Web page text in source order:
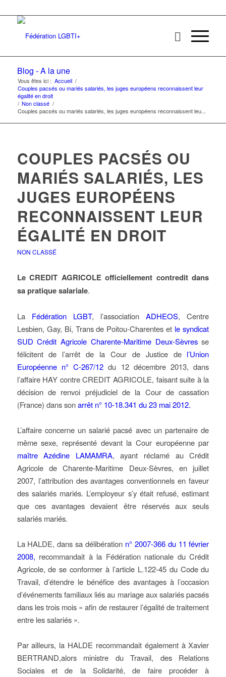
Blog - A la une
Vous êtes ici : Accueil /
Couples pacsés ou mariés salariés, les juges européens reconnaissent leur
égalité en droit
/ Non classé /
Couples pacsés ou mariés salariés, les juges européens reconnaissent leu...
COUPLES PACSÉS OU
MARIÉS SALARIÉS, LES
JUGES EUROPÉENS
RECONNAISSENT LEUR
ÉGALITÉ EN DROIT
NON CLASSÉ
Le CREDIT AGRICOLE officiellement contredit dans
sa pratique salariale.
La Fédération LGBT, l’association ADHEOS, Centre
Lesbien, Gay, Bi, Trans de Poitou-Charentes et le syndicat
SUD Crédit Agricole Charente-Maritime Deux-Sèvresse
félicitent de l’arrêt de la Cour de Justice del’Union
Européenne n° C-267/12 du 12 décembre 2013, dans
l’affaire HAY contre CREDIT AGRICOLE, faisant suite à la
décision de renvoi préjudiciel de la Cour de cassation
(France) dans sonarrêt n° 10-18.341 du 23 mai 2012.
L’affaire concerne un salarié pacsé avec un partenaire de
même sexe, représenté devant la Cour européenne par
maître Azédine LAMAMRA, ayant réclamé au Crédit
Agricole de Charente-Maritime Deux-Sèvres, en juillet
2007, l’attribution des avantages conventionnels en faveur
des salariés mariés. L’employeur s’y était refusé, estimant
que ces avantages devaient être réservés aux seuls
salariés mariés.
La HALDE, dans sa délibération n° 2007-366 du 11 février
2008, recommandait à la Fédération nationale du Crédit
Agricole, de se conformer à l’article L.122-45 du Code du
Travail, d’étendre le bénéfice des avantages à l’occasion
d’événements familiaux liés au mariage aux salariés pacsés
dans les trois mois « afin de restaurer l’égalité de traitement
entre les salariés ».
Par ailleurs, la HALDE recommandait également à Xavier
BERTRAND,alors ministre du Travail, des Relations
Sociales et de la Solidarité, de faire procéder à